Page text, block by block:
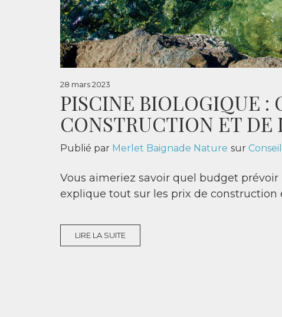
28 mars 2023
PISCINE BIOLOGIQUE :
CONSTRUCTION ET DE
Publié par Merlet Baignade Nature sur
Vous aimeriez savoir quel budget
explique tout sur les prix de construction
LIRE LA SUITE